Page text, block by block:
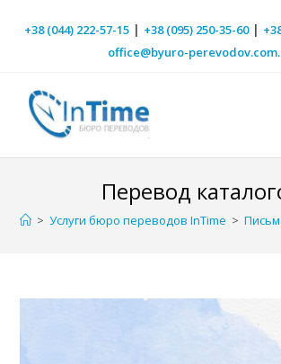
+38 (044) 222-57-15| +38 (095) 250-35-60|
office@byuro-
Перевод
> Услуги бюро переводов InTime >